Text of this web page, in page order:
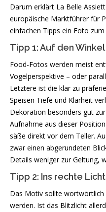
Darum erklärt La Belle
europäische Marktführer für
einfachen Tipps ein Foto
Tipp 1: Auf den
Food-Fotos werden meist
Vogelperspektive – oder
Letztere ist die klar zu
Speisen Tiefe und Klarheit
Dekoration besonders gut
Aufnahme aus dieser
säße direkt vor dem Teller.
zwar einen abgerundeten
Details weniger zur Geltung,
Tipp 2: Ins rechte
Das Motiv sollte wortwörtlich
werden. Ist das Blitzlicht